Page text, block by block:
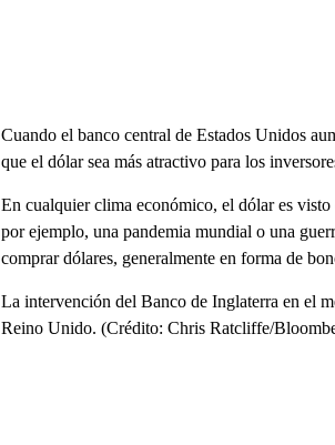
Cuando el banco central de Estados Unidos
que el dólar sea más atractivo para los
En cualquier clima económico, el dólar es
por ejemplo, una pandemia mundial o una
comprar dólares, generalmente en forma de
La intervención del Banco de Inglaterra en el
Reino Unido. (Crédito: Chris Ratcliffe/